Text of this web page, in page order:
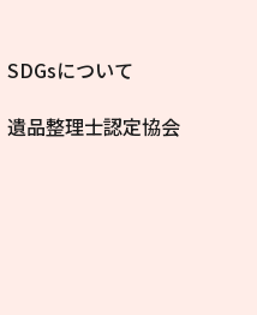
SDGsについて
遺品整理士認定協会